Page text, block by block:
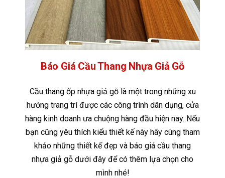
Báo Giá Cầu Thang Nhựa Giả Gỗ
Cầu thang ốp nhựa giả gỗ là một trong những xu
hướng trang trí được các công trình dân dụng, cửa
hàng kinh doanh ưa chuộng hàng đầu hiện nay. Nếu
bạn cũng yêu thích kiểu thiết kế này hãy cùng tham
khảo những thiết kế đẹp và báo giá cầu thang
nhựa giả gỗ dưới đây để có thêm lựa chọn cho
mình nhé!